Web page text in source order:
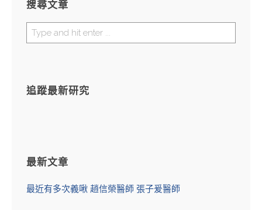
搜尋文章
追蹤最新研究
最新文章
最近有多次義啾 趙信榮醫師 張子爰醫師